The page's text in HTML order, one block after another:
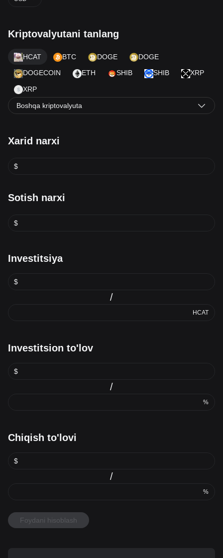
Kriptovalyutani tanlang
HCAT BTC DOGE DOGE
DOGECOIN ETH SHIB SHIB XRP
XRP
Boshqa kriptovalyuta
Xarid narxi
$
Sotish narxi
$
Investitsiya
$
/
HCAT
Investitsion to'lov
$
/
%
Chiqish to'lovi
$
/
%
Foydani hisoblash